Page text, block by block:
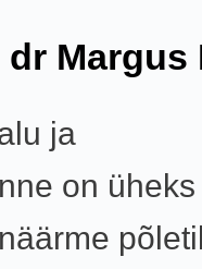
dr Margus
ja
on üheks